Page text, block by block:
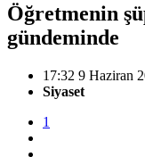
Öğretmenin
gündeminde
17:32 9 Haziran
Siyaset
1